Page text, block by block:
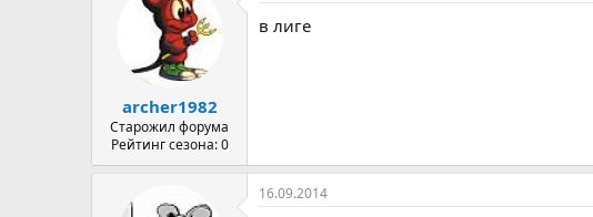
archer1982
Старожил форума
Рейтинг сезона: 0
в лиге
16.09.2014